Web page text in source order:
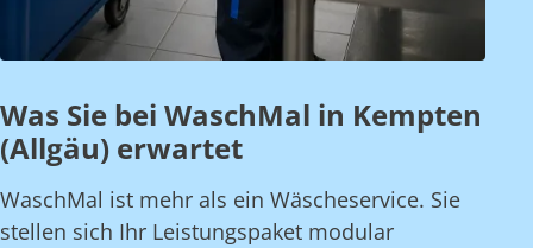
Was Sie bei WaschMal in Kempten
(Allgäu) erwartet
WaschMal ist mehr als ein Wäscheservice. Sie
stellen sich Ihr Leistungspaket modular